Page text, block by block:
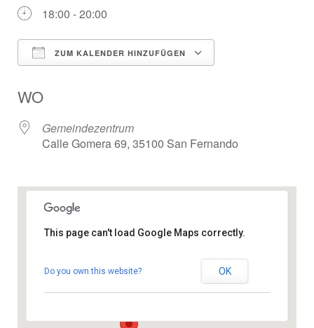
18:00 - 20:00
ZUM KALENDER HINZUFÜGEN
WO
Gemeindezentrum
Calle Gomera 69, 35100 San Fernando
Gemeindezentrum
This page can't load Google Maps correctly.
Do you own this website? OK